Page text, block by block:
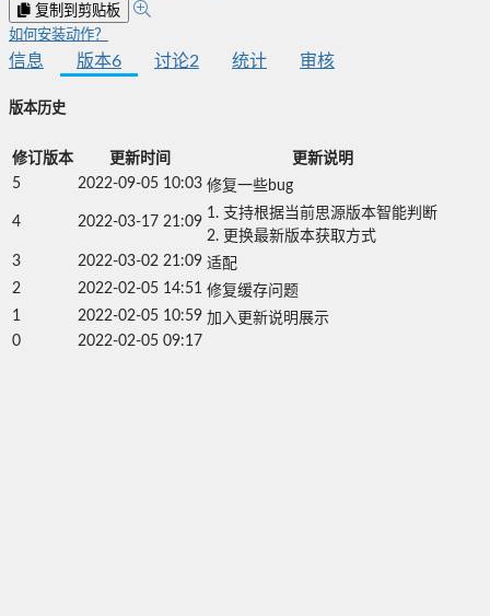
复制到剪贴板
如何安装动作？
信息 版本6 讨论2 统计 审核
版本历史
修订版本 更新时间
更新说明
5
2022-09-05 10:03 修复一些bug
4 2022-03-17 21:09
1. 支持根据当前思源版本智能判断
2. 更换最新版本获取方式
3
2022-03-02 21:09 适配
2
2022-02-05 14:51 修复缓存问题
1
2022-02-05 10:59 加入更新说明展示
0
2022-02-05 09:17